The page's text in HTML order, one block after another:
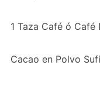
1 Taza Café ó Café
Cacao en Polvo